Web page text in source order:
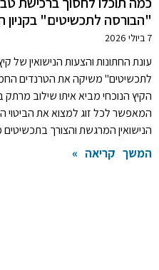
"הבורסה לתכשיטים" בקניון
7 ביולי 2026
לתכשיטים" משיקה את הטרנדים
הקיץ הנוכחי מביא איתו שילוב מרתק
המאפשר לכל זוג למצוא את
הנישואין המרגשת והצורך בתכשיטים
המשך קריאה »